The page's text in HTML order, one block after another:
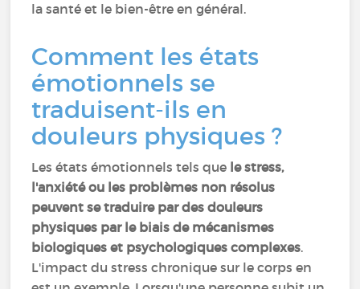
la santé et le bien-être en général.
Comment les états
émotionnels se
traduisent-ils en
douleurs physiques ?
Les états émotionnels tels que le stress,
l'anxiété ou les problèmes non résolus
peuvent se traduire par des douleurs
physiques par le biais de mécanismes
biologiques et psychologiques complexes.
L'impact du stress chronique sur le corps en